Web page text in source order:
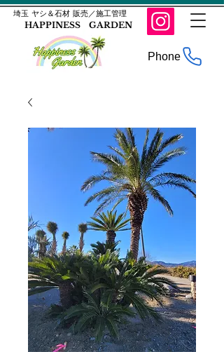
​埼玉 ヤシ＆石材 販売／施工管理
HAPPINESS GARDEN
Phone